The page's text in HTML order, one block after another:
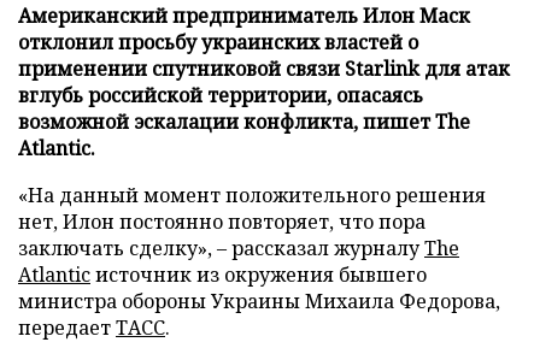
Американский предприниматель Илон Маск
отклонил просьбу украинских властей о
применении спутниковой связи Starlink для атак
вглубь российской территории, опасаясь
возможной эскалации конфликта, пишет The
Atlantic.
«На данный момент положительного решения
нет, Илон постоянно повторяет, что пора
заключать сделку», – рассказал журналуThe
Atlanticисточник из окружения бывшего
министра обороны Украины Михаила Федорова,
передаетТАСС.